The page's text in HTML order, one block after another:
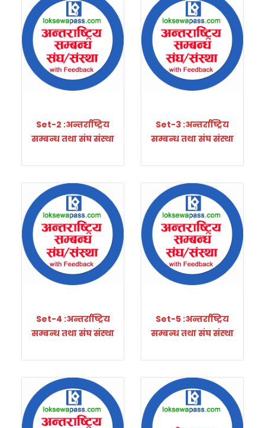
Set-2 :अन्तर्राष्ट्रिय
सम्बन्ध तथा संघ संस्था
Set-3 :अन्तर्राष्ट्रिय
सम्बन्ध तथा संघ संस्था
Set-4 :अन्तर्राष्ट्रिय
सम्बन्ध तथा संघ संस्था
Set-5 :अन्तर्राष्ट्रिय
सम्बन्ध तथा संघ संस्था